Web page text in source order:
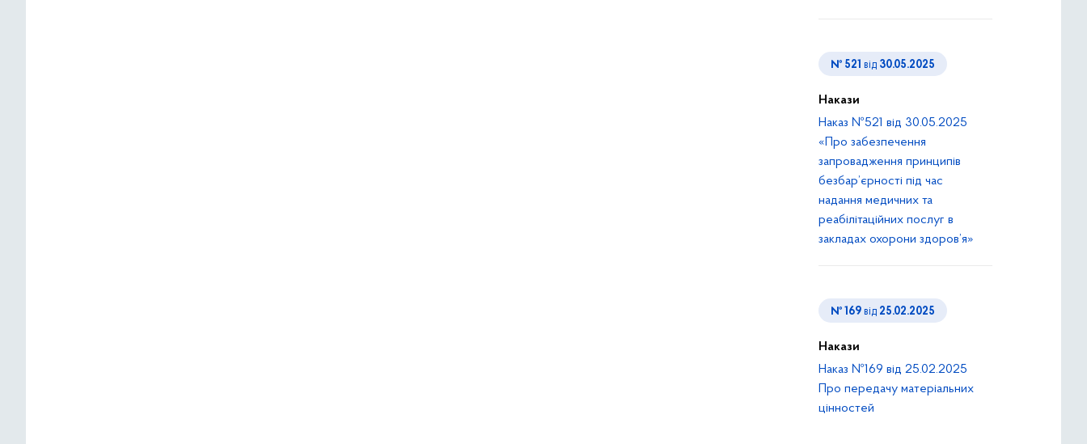
№ 521 від 30.05.2025
Накази
Наказ №521 від 30.05.2025
«Про забезпечення
запровадження принципів
безбар’єрності під час
надання медичних та
реабілітаційних послуг в
закладах охорони здоров’я»
№ 169 від 25.02.2025
Накази
Наказ №169 від 25.02.2025
Про передачу матеріальних
цінностей